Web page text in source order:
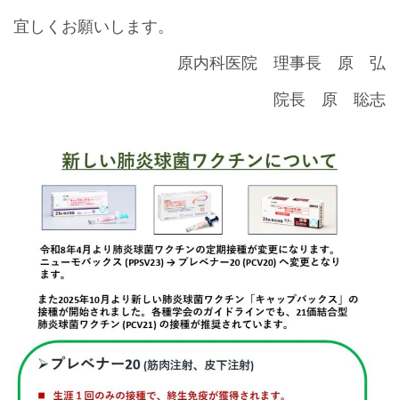
宜しくお願いします。
原内科医院 理事長 原 弘
院長 原 聡志